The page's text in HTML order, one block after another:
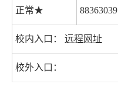
正常★
88363039
校内入口： 远程网址
校外入口：